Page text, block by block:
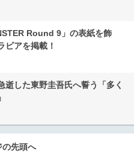
Round 9」の表紙を飾
ビアを掲載！
逝した東野圭吾氏へ誓う「多く
の先頭へ